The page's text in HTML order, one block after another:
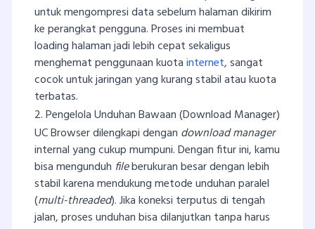
untuk mengompresi data sebelum halaman dikirim
ke perangkat pengguna. Proses ini membuat
loading halaman jadi lebih cepat sekaligus
menghemat penggunaan kuotainternet, sangat
cocok untuk jaringan yang kurang stabil atau kuota
terbatas.
2. Pengelola Unduhan Bawaan (Download Manager)
UC Browser dilengkapi dengan download manager
internal yang cukup mumpuni. Dengan fitur ini, kamu
bisa mengunduh fileberukuran besar dengan lebih
stabil karena mendukung metode unduhan paralel
(multi-threaded). Jika koneksi terputus di tengah
jalan, proses unduhan bisa dilanjutkan tanpa harus